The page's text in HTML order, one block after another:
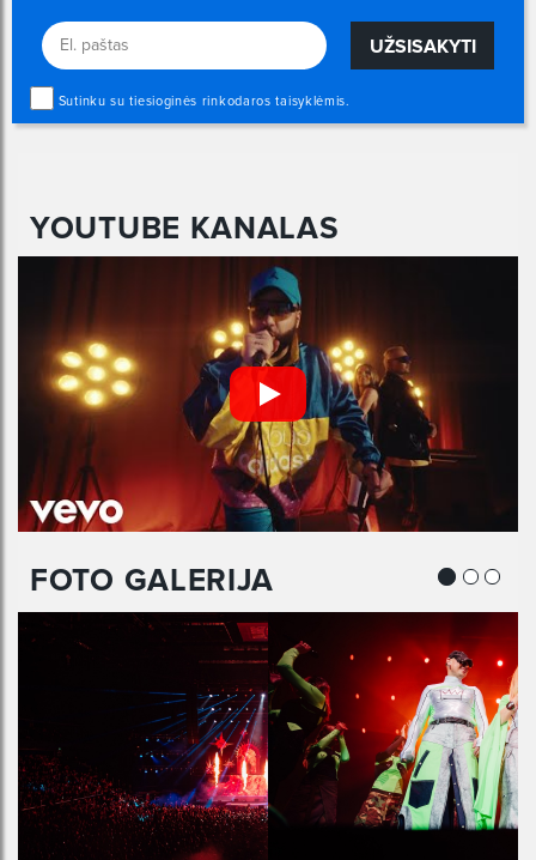
UŽSISAKYTI
Sutinku su tiesioginės rinkodaros taisyklėmis.
YOUTUBE KANALAS
FOTO GALERIJA